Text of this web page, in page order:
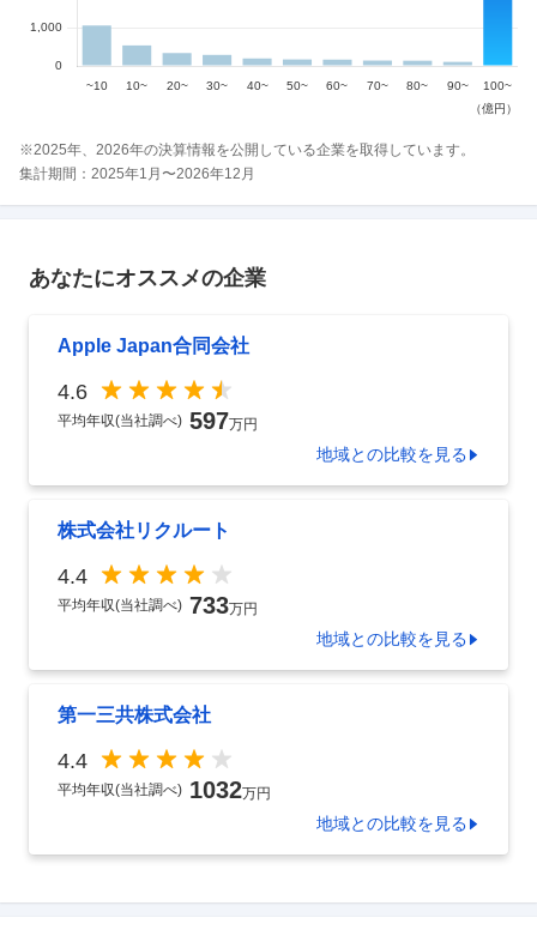
※2025年、 2026年の決算情報を公開している企業を取得しています。
集計期間： 2025年1 月〜2026年12 月
あなたにオススメの企業
Apple Japan合同会社
4.6
平均年収(当社調べ) 597万円
地域との比較を見る
株式会社リクルート
4.4
平均年収(当社調べ) 733万円
地域との比較を見る
第一三共株式会社
4.4
平均年収(当社調べ) 1032万円
地域との比較を見る